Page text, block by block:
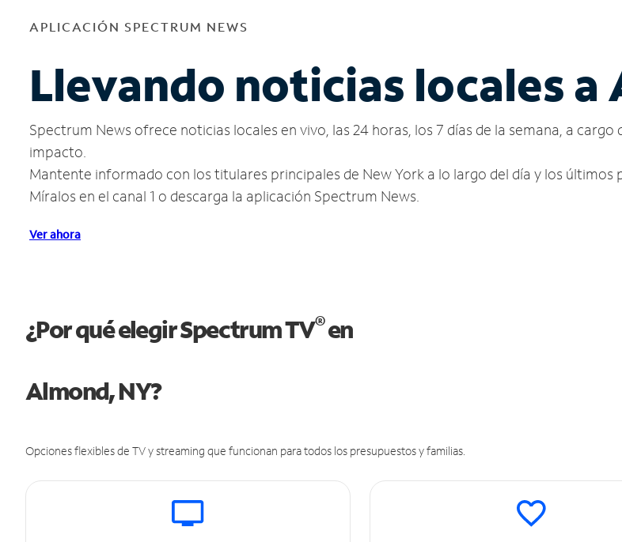
APLICACIÓN SPECTRUM NEWS
Llevando noticias locales a
Spectrum News ofrece noticias locales en vivo, las 24 horas, los 7 días de la semana, a
impacto.
Mantente informado con los titulares principales de New York a lo largo del día y los
Míralos en el canal 1 o descarga la aplicación Spectrum News.
Ver ahora
¿Por qué elegir Spectrum TV®en
Almond, NY?
Opciones flexibles de TV y streaming que funcionan para todos los presupuestos y familias.